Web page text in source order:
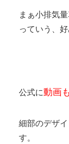
まぁ小排気
っていう、
公式に動画
細部のデザ
す。